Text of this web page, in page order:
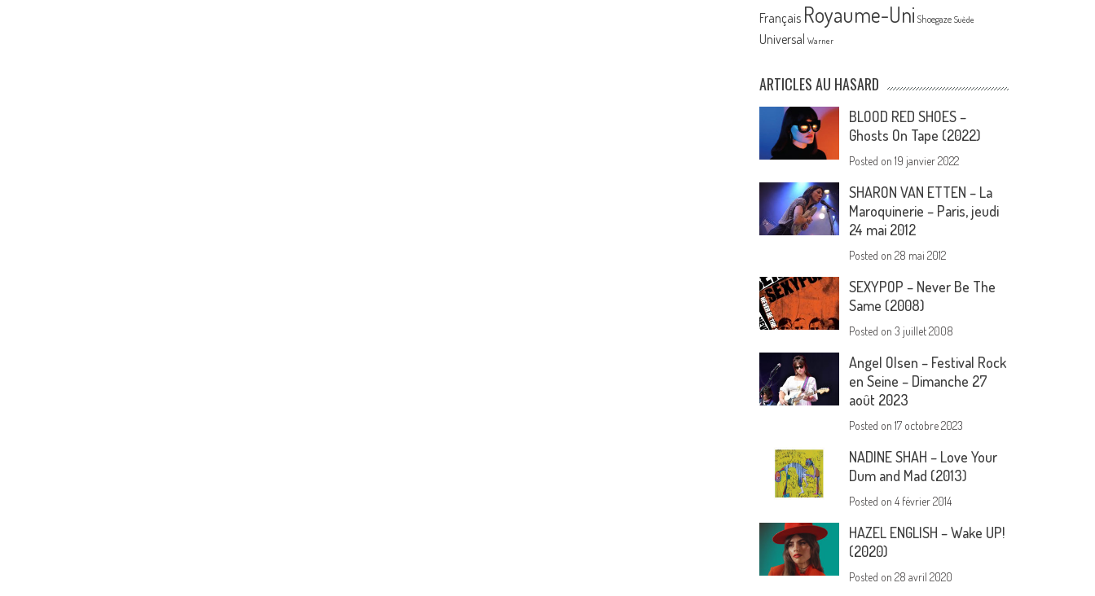
Français Royaume-Uni Shoegaze Suède
Universal Warner
ARTICLES AU HASARD
BLOOD RED SHOES –
Ghosts On Tape (2022)
Posted on19 janvier 2022
SHARON VAN ETTEN – La
Maroquinerie – Paris, jeudi
24 mai 2012
Posted on28 mai 2012
SEXYPOP – Never Be The
Same (2008)
Posted on3 juillet 2008
Angel Olsen – Festival Rock
en Seine – Dimanche 27
août 2023
Posted on17 octobre 2023
NADINE SHAH – Love Your
Dum and Mad (2013)
Posted on4 février 2014
HAZEL ENGLISH – Wake UP!
(2020)
Posted on28 avril 2020